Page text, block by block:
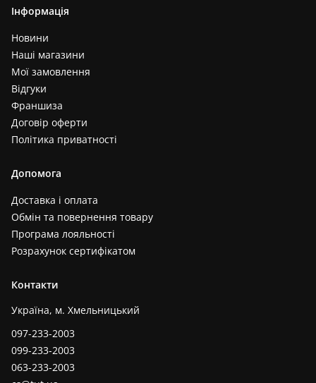
Інформація
Новини
Наші магазини
Мої замовлення
Відгуки
Франшиза
Договір оферти
Політика приватності
Допомога
Доставка і оплата
Обмін та повернення товару
Програма лояльності
Розрахунок сертифікатом
Контакти
Україна, м. Хмельницький
097-233-2003
099-233-2003
063-233-2003